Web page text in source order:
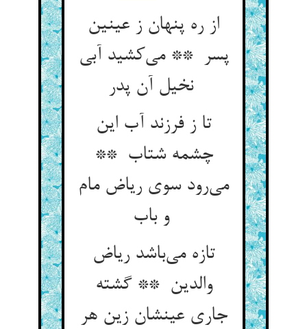
از ره پنهان ز عینین
پسر ** می‌کشید آبی
نخیل آن پدر
تا ز فرزند آب این
چشمه شتاب **
می‌رود سوی ریاض مام
و باب
تازه می‌باشد ریاض
والدین ** گشته
جاری عینشان زین هر